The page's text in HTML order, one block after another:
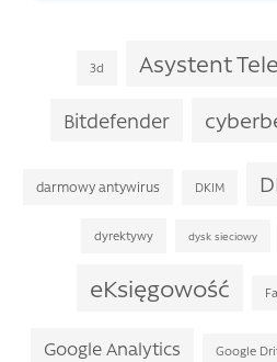
3d Asystent
Bitdefender
darmowy antywirus DKIM
dyrektywy dysk sieciowy
eKsięgowość
Google Analytics Google